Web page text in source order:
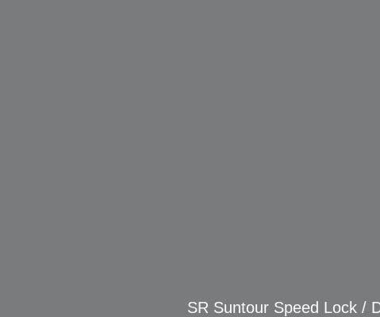
SR Suntour Speed Lock /